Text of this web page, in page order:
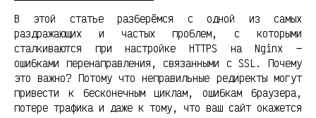
В этой статье разберёмся с одной из самых
раздражающих и частых проблем, с которыми
сталкиваются при настройке HTTPS на Nginx —
ошибками перенаправления, связанными с SSL. Почему
это важно? Потому что неправильные редиректы могут
привести к бесконечным циклам, ошибкам браузера,
потере трафика и даже к тому, что ваш сайт окажется